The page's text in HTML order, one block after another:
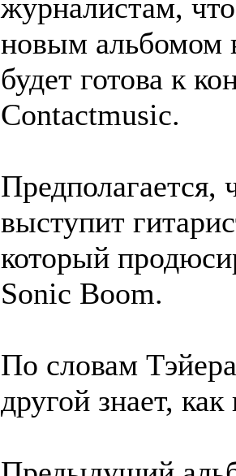
журналистам,
новым альбомом
будет готова к
Contactmusic.
Предполагается,
выступит
который
Sonic Boom.
По словам
другой знает,